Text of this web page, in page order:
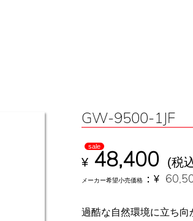
GW-9500-1JF
sale
¥ 48,400 (税
メーカー希望小売価格 ： ¥
過酷な自然環境に立ち向